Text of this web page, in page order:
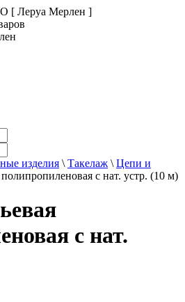
[ Леруа Мерлен ]
изделия \ Такелаж \ Цепи и
с нат. устр. (10 м)
с нат.